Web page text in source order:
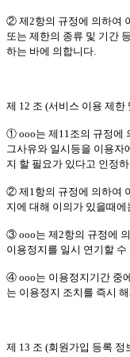
② 제2항의 규정에 의하여
또는 제한의 종류 및 기간
하는 바에 의합니다.
제 12 조 (서비스 이용 제한
① ooo는 제11조의 규정에
그사유와 일시등을 이용자
지 할 필요가 있다고 인정
② 제1항의 규정에 의하여
지에 대해 이의가 있을때
③ ooo는 제2항의 규정에
이용정지를 일시 연기할
④ ooo는 이용정지기간 중
는 이용정지 조치를 즉시
제 13 조 (회원가입 등록 정